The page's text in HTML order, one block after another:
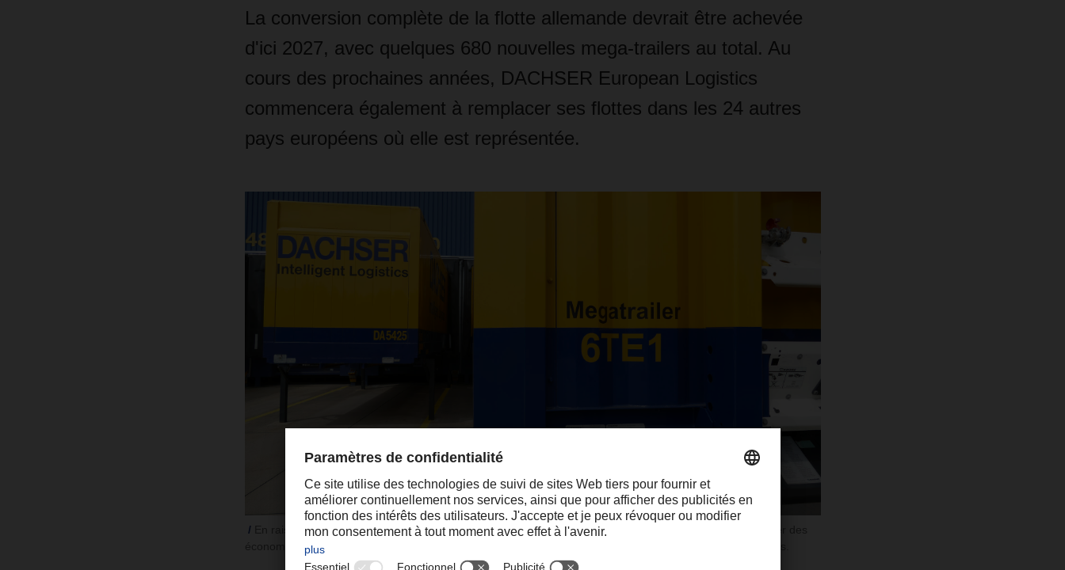
La conversion complète de la flotte allemande devrait être achevée
d'ici 2027, avec quelques 680 nouvelles mega-trailers au total. Au
cours des prochaines années, DACHSER European Logistics
commencera également à remplacer ses flottes dans les 24 autres
pays européens où elle est représentée.
En raison de leurs espaces intérieurs de chargement plus grands, les mega-trailers permettent de réaliser des
économies de carburant par rapport aux semi-remorques standards, en particulier sur de longues distances.